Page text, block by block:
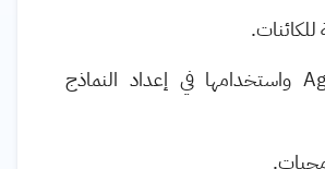
للكائنات.
واستخدامها في إعداد النماذج